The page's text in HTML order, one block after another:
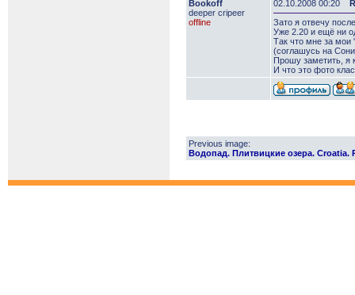
Bookoff
deeper сripeer
offline
02.10.2008 00:20
Зато я отвечу
Уже 2.20 и ещё ни
Так что мне за мои
(соглашусь на
Прошу заметить, я
И что это фото
Previous image:
Водопад. Плитвицкие озера. Croatia.